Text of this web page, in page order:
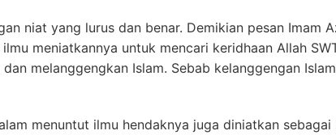
yang lurus dan benar. Demikian pesan Imam
meniatkannya untuk mencari keridhaan Allah
melanggengkan Islam. Sebab kelanggengan
ilmu hendaknya juga diniatkan sebagai